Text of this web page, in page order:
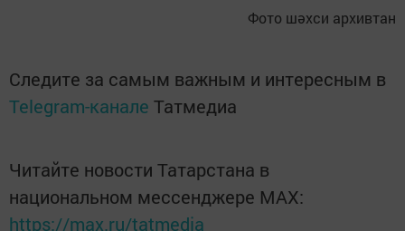
Фото шәхси архивтан
Следите за самым важным и интересным в
Telegram-канале Татмедиа
Читайте новости Татарстана в
национальном мессенджере MАХ:
https://max.ru/tatmedia